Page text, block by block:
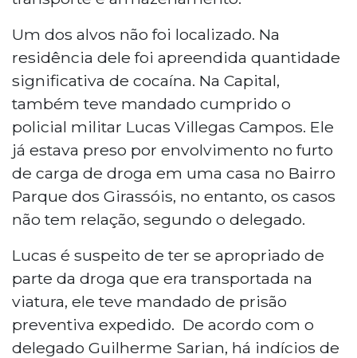
Um dos alvos não foi localizado. Na
residência dele foi apreendida quantidade
significativa de cocaína. Na Capital,
também teve mandado cumprido o
policial militar Lucas Villegas Campos. Ele
já estava preso por envolvimento no furto
de carga de droga em uma casa no Bairro
Parque dos Girassóis, no entanto, os casos
não tem relação, segundo o delegado.
Lucas é suspeito de ter se apropriado de
parte da droga que era transportada na
viatura, ele teve mandado de prisão
preventiva expedido. De acordo com o
delegado Guilherme Sarian, há indícios de